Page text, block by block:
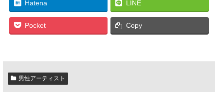
Hatena LINE
Pocket Copy
男性アーティスト